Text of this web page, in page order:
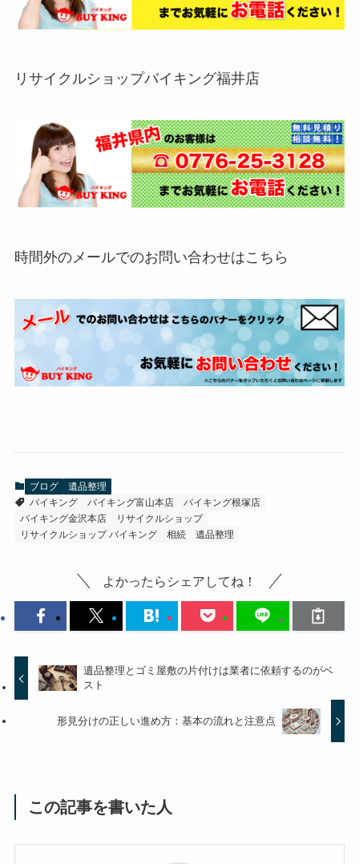
リサイクルショップバイキング福井店
時間外のメールでのお問い合わせはこちら
ブログ
遺品整理
バイキング
バイキング富山本店
バイキング根塚店
バイキング金沢本店
リサイクルショップ
リサイクルショップ バイキング
相続 遺品整理
よかったらシェアしてね！
遺品整理とゴミ屋敷の片付けは業者に依頼するのがベ
スト
形見分けの正しい進め方：基本の流れと注意点
この記事を書いた人